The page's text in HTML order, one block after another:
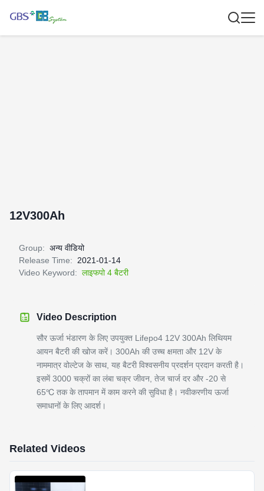
12V300Ah
Group: अन्य वीडियो
Release Time:
2021-01-14
Video Keyword: लाइफपो 4 बैटरी
Video Description
सौर ऊर्जा भंडारण के लिए उपयुक्त Lifepo4 12V 300Ah लिथियम
आयन बैटरी की खोज करें। 300Ah की उच्च क्षमता और 12V के
नाममात्र वोल्टेज के साथ, यह बैटरी विश्वसनीय प्रदर्शन प्रदान करती है।
इसमें 3000 चक्रों का लंबा चक्र जीवन, तेज चार्ज दर और -20 से
65℃ तक के तापमान में काम करने की सुविधा है। नवीकरणीय ऊर्जा
समाधानों के लिए आदर्श।
Related Videos